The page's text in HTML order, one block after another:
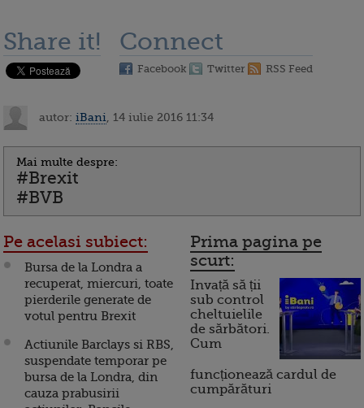
Share it! Connect
Facebook Twitter RSS Feed
autor: iBani , 14 iulie 2016 11:34
Mai multe despre:
#Brexit
#BVB
Pe acelasi subiect:
Bursa de la Londra a
recuperat, miercuri, toate
pierderile generate de
votul pentru Brexit
Actiunile Barclays si RBS,
suspendate temporar pe
bursa de la Londra, din
cauza prabusirii
Prima pagina pe
scurt:
Invață să ții
sub control
cheltuielile
de sărbători.
Cum
funcționează cardul de
cumpărături